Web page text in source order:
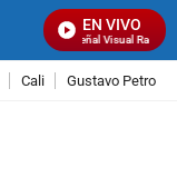
EN VIVO
Señal Visual Radio
Cali Gustavo Petro